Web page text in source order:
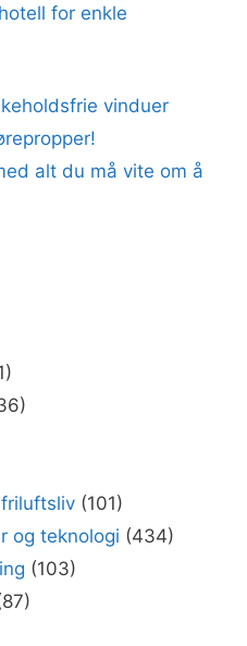
for enkle
vinduer
alt du må vite om å
(101)
og teknologi (434)
(103)